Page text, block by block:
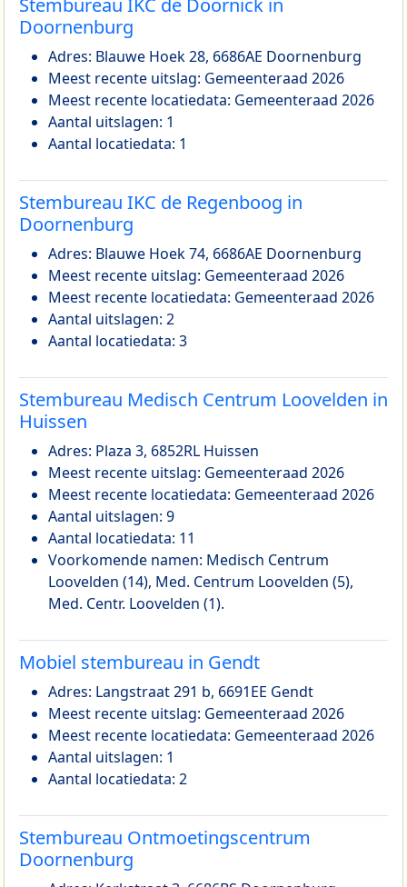
Doornenburg
Adres: Blauwe Hoek 28, 6686AE Doornenburg
Meest recente uitslag: Gemeenteraad 2026
Meest recente locatiedata: Gemeenteraad 2026
Aantal uitslagen: 1
Aantal locatiedata: 1
Stembureau IKC de Regenboog in
Doornenburg
Adres: Blauwe Hoek 74, 6686AE Doornenburg
Meest recente uitslag: Gemeenteraad 2026
Meest recente locatiedata: Gemeenteraad 2026
Aantal uitslagen: 2
Aantal locatiedata: 3
Stembureau Medisch Centrum Loovelden in
Huissen
Adres: Plaza 3, 6852RL Huissen
Meest recente uitslag: Gemeenteraad 2026
Meest recente locatiedata: Gemeenteraad 2026
Aantal uitslagen: 9
Aantal locatiedata: 11
Voorkomende namen: Medisch Centrum
Loovelden (14), Med. Centrum Loovelden (5),
Med. Centr. Loovelden (1).
Mobiel stembureau in Gendt
Adres: Langstraat 291 b, 6691EE Gendt
Meest recente uitslag: Gemeenteraad 2026
Meest recente locatiedata: Gemeenteraad 2026
Aantal uitslagen: 1
Aantal locatiedata: 2
Stembureau Ontmoetingscentrum
Doornenburg